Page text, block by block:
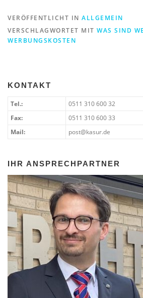
VERÖFFENTLICHT IN ALLGEMEIN
VERSCHLAGWORTET MIT WAS SIND
WERBUNGSKOSTEN
KONTAKT
Tel.:
0511 310 600 32
Fax:
0511 310 600 33
Mail:
post@kasur.de
IHR ANSPRECHPARTNER